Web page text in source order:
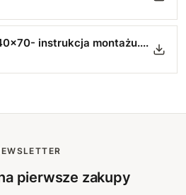
Biurko do pracy 140x70- instrukcja montażu.pdf
pierwsze zakupy